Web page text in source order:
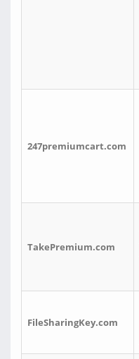
247premiumcart.com
TakePremium.com
FileSharingKey.com